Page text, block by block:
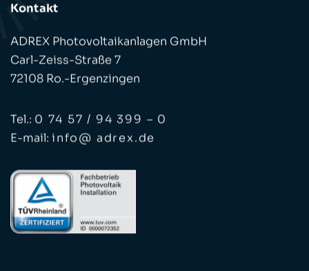
Kontakt
ADREX Photovoltaikanlagen GmbH
Carl-Zeiss-Straße 7
72108 Ro.-Ergenzingen
Tel.: 0 74 57 / 94 399 – 0
E-mail: info@ adrex.de